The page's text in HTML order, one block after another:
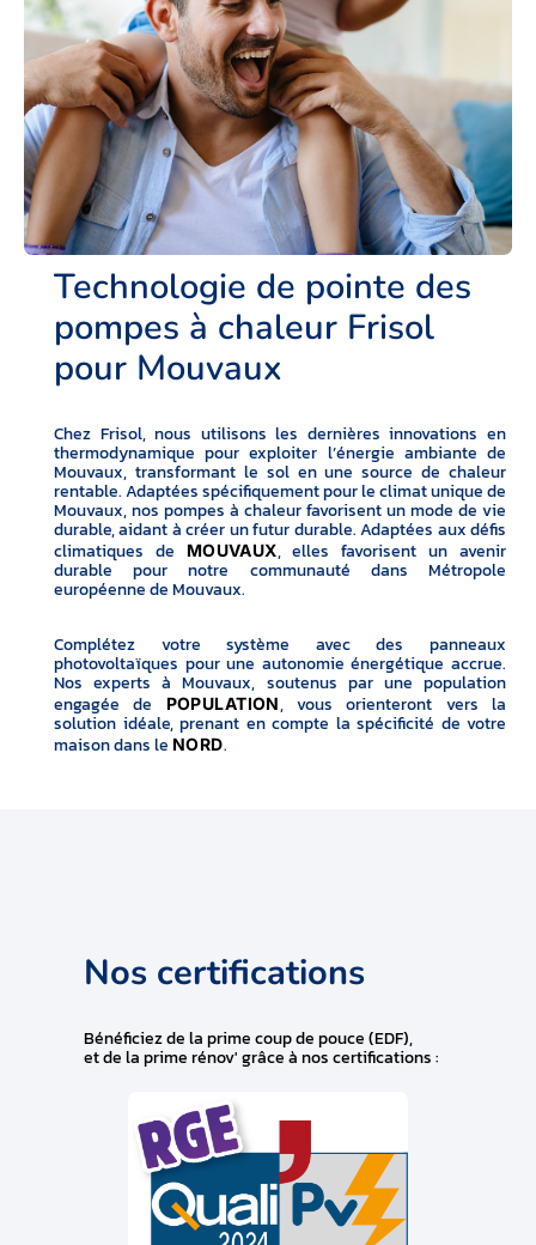
Technologie de pointe des
pompes à chaleur Frisol
pour Mouvaux
Chez Frisol, nous utilisons les dernières innovations en
thermodynamique pour exploiter l’énergie ambiante de
Mouvaux, transformant le sol en une source de chaleur
rentable. Adaptées spécifiquement pour le climat unique de
Mouvaux, nos pompes à chaleur favorisent un mode de vie
durable, aidant à créer un futur durable. Adaptées aux défis
climatiques de
MOUVAUX, elles favorisent un avenir
durable pour notre communauté dans Métropole
européenne de Mouvaux.
Complétez votre système avec des panneaux
photovoltaïques pour une autonomie énergétique accrue.
Nos experts à Mouvaux, soutenus par une population
engagée de
POPULATION, vous orienteront vers la
solution idéale, prenant en compte la spécificité de votre
maison dans le NORD.
Nos certifications
Bénéficiez de la prime coup de pouce (EDF),
et de la prime rénov' grâce à nos certifications :